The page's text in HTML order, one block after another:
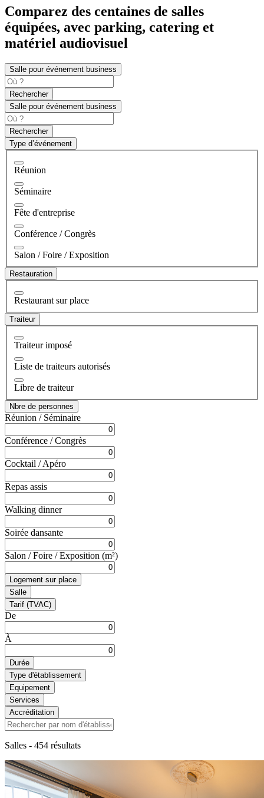
Comparez des centaines de salles
équipées, avec parking, catering et
matériel audiovisuel
Salle pour événement business
Rechercher
Salle pour événement business
Rechercher
Type d’événement
Réunion
Séminaire
Fête d'entreprise
Conférence / Congrès
Salon / Foire / Exposition
Restauration
Restaurant sur place
Traiteur
Traiteur imposé
Liste de traiteurs autorisés
Libre de traiteur
Nbre de personnes
Réunion / Séminaire
Conférence / Congrès
Cocktail / Apéro
Repas assis
Walking dinner
Soirée dansante
Salon / Foire / Exposition (m²)
Logement sur place
Salle
Tarif (TVAC)
De
À
Durée
Type d'établissement
Equipement
Services
Accréditation
Salles - 454 résultats